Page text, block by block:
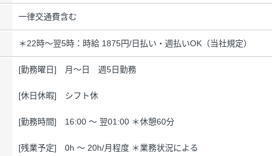
一律交通費含む
＊22時～翌5時：時給 1875円/日払い・週払いOK（当社規定）
[勤務曜日] 月～日 週5日勤務
[休日休暇] シフト休
[勤務時間] 16:00 ～ 翌01:00 ＊休憩60分
[残業予定] 0h ～ 20h/月程度 ＊業務状況による